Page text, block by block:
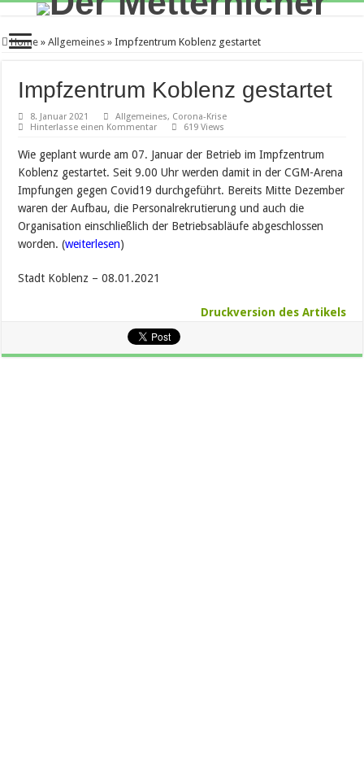
Home » Allgemeines » Impfzentrum Koblenz gestartet
Impfzentrum Koblenz gestartet
8. Januar 2021 Allgemeines, Corona-Krise
Hinterlasse einen Kommentar
619 Views
Wie geplant wurde am 07. Januar der Betrieb im Impfzentrum
Koblenz gestartet. Seit 9.00 Uhr werden damit in der CGM-Arena
Impfungen gegen Covid19 durchgeführt. Bereits Mitte Dezember
waren der Aufbau, die Personalrekrutierung und auch die
Organisation einschließlich der Betriebsabläufe abgeschlossen
worden. (weiterlesen)
Stadt Koblenz – 08.01.2021
Druckversion des Artikels